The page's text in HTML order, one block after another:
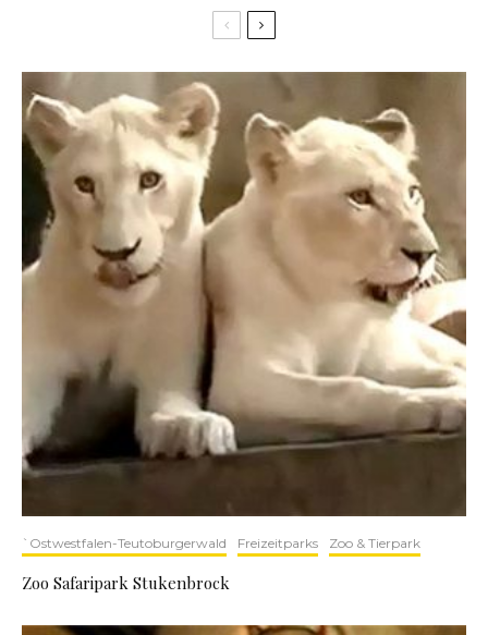
`Ostwestfalen-Teutoburgerwald Freizeitparks Zoo & Tierpark
Zoo Safaripark Stukenbrock